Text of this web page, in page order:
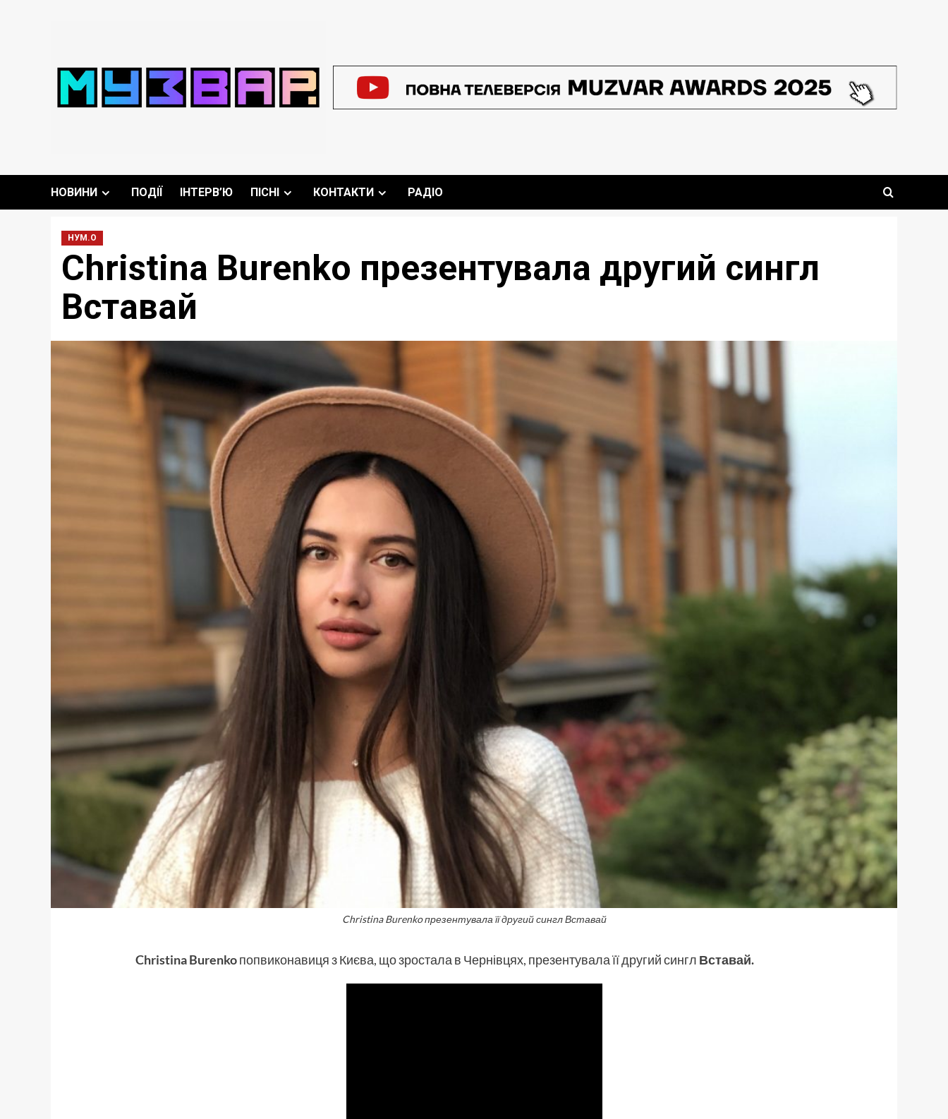
НОВИНИ ПОДІЇ ІНТЕРВ’Ю ПІСНІ КОНТАКТИ РАДІО
НУМ.О
Christina Burenko презентувала другий сингл
Вставай
Christina Burenko презентувала її другий сингл Вставай
Christina Burenkoпопвиконавиця з Києва, що зростала в Чернівцях, презентувала її другий сингл Вставай.